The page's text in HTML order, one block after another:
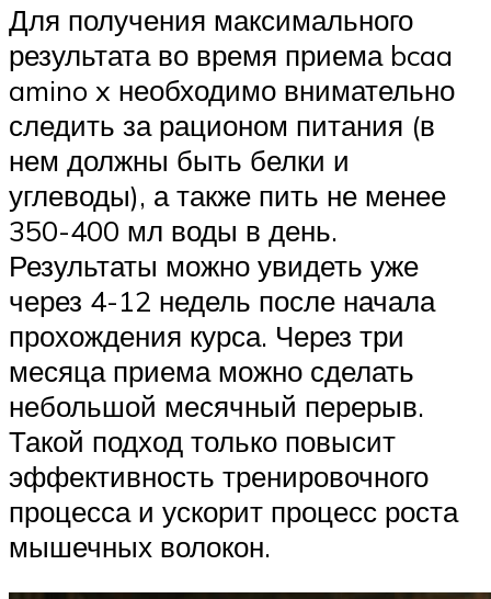
Для получения максимального
результата во время приема bcaa
amino x необходимо внимательно
следить за рационом питания (в
нем должны быть белки и
углеводы), а также пить не менее
350-400 мл воды в день.
Результаты можно увидеть уже
через 4-12 недель после начала
прохождения курса. Через три
месяца приема можно сделать
небольшой месячный перерыв.
Такой подход только повысит
эффективность тренировочного
процесса и ускорит процесс роста
мышечных волокон.